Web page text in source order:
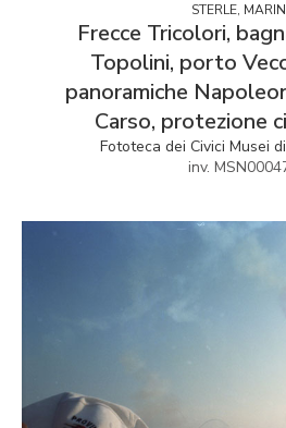
STERLE,
Frecce Tricolori,
Topolini, porto
panoramiche
Carso, protezione
Fototeca dei Civici Musei
inv.